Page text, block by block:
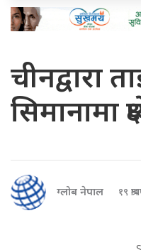
चीनद्वारा
सिमानामा
ग्लोब नेपाल १९